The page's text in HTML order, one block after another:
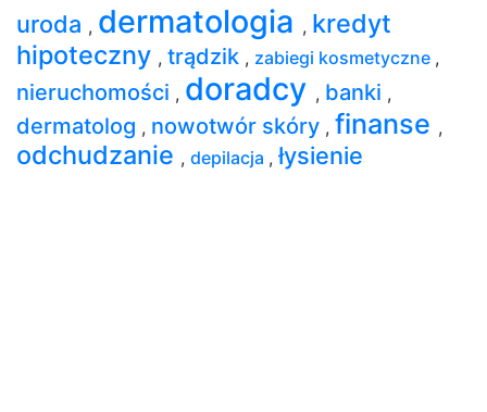
uroda , dermatologia , kredyt
hipoteczny , trądzik , zabiegi kosmetyczne ,
nieruchomości , doradcy , banki ,
dermatolog , nowotwór skóry , finanse ,
odchudzanie , depilacja , łysienie